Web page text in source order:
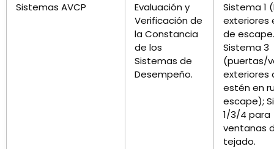
Sistemas AVCP
Evaluación y
Verificación de
la Constancia
de los
Sistemas de
Desempeño.
Sistema 1
exteriores
de
Sistema 3
(puertas/
exteriores
estén en
escape);
1/3/4 para
ventanas
tejado.